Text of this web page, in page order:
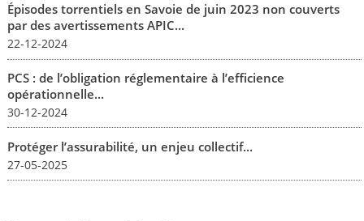
Épisodes torrentiels en Savoie de juin 2023 non couverts
par des avertissements APIC...
22-12-2024
PCS : de l’obligation réglementaire à l’efficience
opérationnelle...
30-12-2024
Protéger l’assurabilité, un enjeu collectif...
27-05-2025